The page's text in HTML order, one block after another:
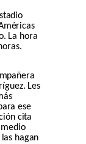
La hora
Les
ese
cita
hagan